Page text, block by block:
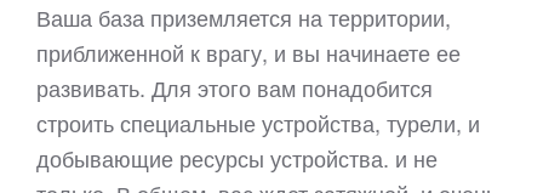
Ваша база приземляется на территории,
приближенной к врагу, и вы начинаете ее
развивать. Для этого вам понадобится
строить специальные устройства, турели, и
добывающие ресурсы устройства. и не